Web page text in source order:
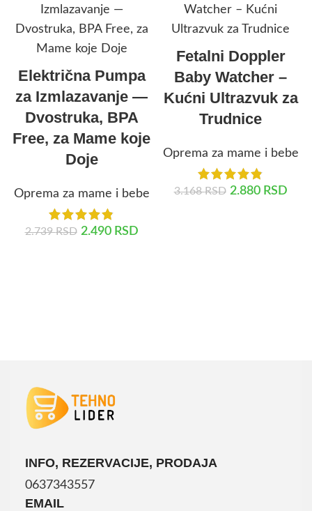
Električna Pumpa
za Izmlazavanje —
Dvostruka, BPA
Free, za Mame koje
Doje
Oprema za mame i bebe
2.739RSD 2.490 RSD
Fetalni Doppler
Baby Watcher –
Kućni Ultrazvuk za
Trudnice
Oprema za mame i bebe
3.168RSD 2.880 RSD
INFO, REZERVACIJE, PRODAJA
0637343557
EMAIL